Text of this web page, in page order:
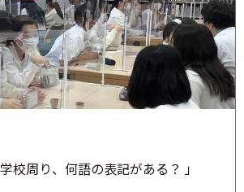
校周り、何語の表記がある？ 」